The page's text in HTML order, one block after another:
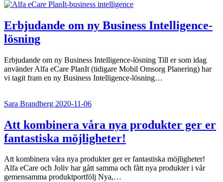
Erbjudande om ny Business Intelligence-
lösning
Erbjudande om ny Business Intelligence-lösning Till er som idag
använder Alfa eCare PlanIt (tidigare Mobil Omsorg Planering) har
vi tagit fram en ny Business Intelligence-lösning…
Sara Brandberg 2020-11-06
Att kombinera våra nya produkter ger er
fantastiska möjligheter!
Att kombinera våra nya produkter ger er fantastiska möjligheter!
Alfa eCare och Joliv har gått samma och fått nya produkter i vår
gemensamma produktportfölj Nya,…